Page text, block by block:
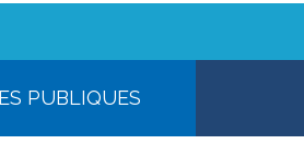
PUBLIQUES